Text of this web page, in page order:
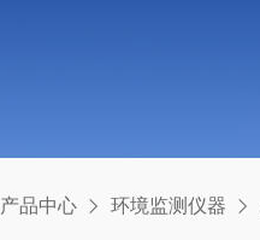
产品中心 环境监测仪器